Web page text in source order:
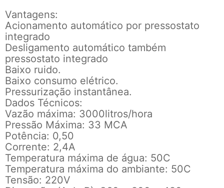
Vantagens:
Acionamento automático por pressostato
integrado
Desligamento automático também
pressostato integrado
Baixo ruido.
Baixo consumo elétrico.
Pressurização instantânea.
Dados Técnicos:
Vazão máxima: 3000litros/hora
Pressão Máxima: 33 MCA
Potência: 0,50
Corrente: 2,4A
Temperatura máxima de água: 50C
Temperatura máxima do ambiante: 50C
Tensão: 220V